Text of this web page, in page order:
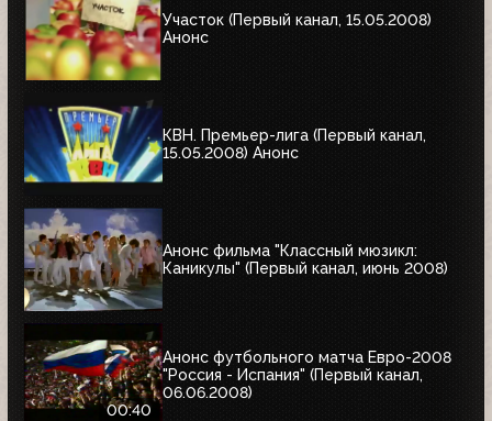
Участок (Первый канал, 15.05.2008)
Анонс
КВН. Премьер-лига (Первый канал,
15.05.2008) Анонс
Анонс фильма "Классный мюзикл:
Каникулы" (Первый канал, июнь 2008)
00:40
Анонс футбольного матча Евро-2008
"Россия - Испания" (Первый канал,
06.06.2008)